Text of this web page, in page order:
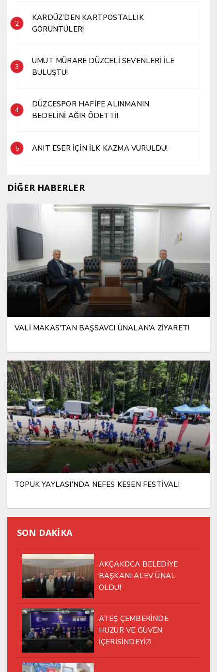
2
KARDÜZ’DEN KARTPOSTALLIK
GÖRÜNTÜLER!
3
UMUT MÜRARE DÜZCELİ SEVENLERİ İLE
BULUŞTU!
4
DÜZCESPOR HAFİFE ALINMANIN
BEDELİNİ AĞIR ÖDETTİ!
5 ANIT ESER İÇİN İLK KAZMA VURULDU!
DİĞER HABERLER
VALİ MAKAS’TAN BAŞSAVCI ÜNALAN’A ZİYARET!
TOPUK YAYLASI’NDA NEFES KESEN FESTİVAL!
SON DAKİKA
AKÇAKOCA BELEDİYE
BAŞKANI ALEV ÜNAL
OLDU!
ATEŞ ÇEMBERİNDE
HUZUR VE GÜVEN
İÇERİSİNDEYİZ!